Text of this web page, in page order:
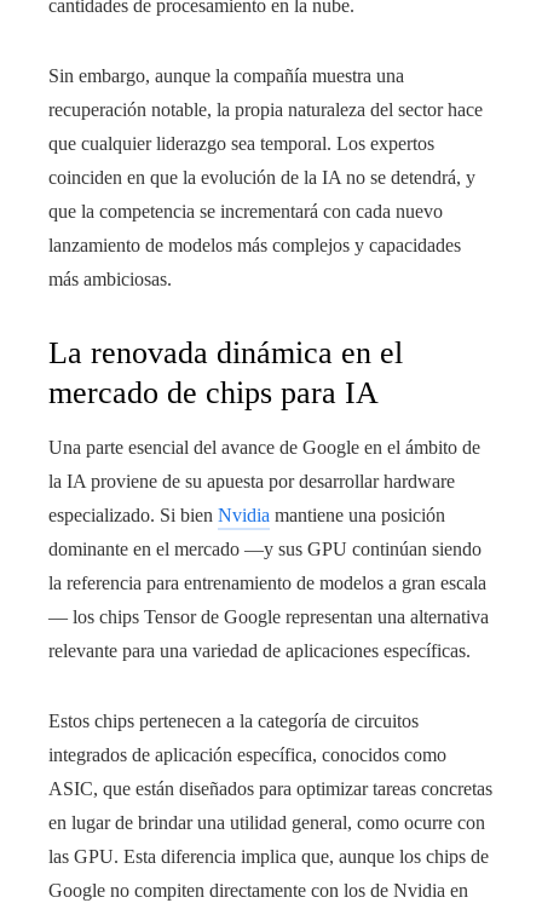
cantidades de procesamiento en la nube.
Sin embargo, aunque la compañía muestra una
recuperación notable, la propia naturaleza del sector hace
que cualquier liderazgo sea temporal. Los expertos
coinciden en que la evolución de la IA no se detendrá, y
que la competencia se incrementará con cada nuevo
lanzamiento de modelos más complejos y capacidades
más ambiciosas.
La renovada dinámica en el
mercado de chips para IA
Una parte esencial del avance de Google en el ámbito de
la IA proviene de su apuesta por desarrollar hardware
especializado. Si bien Nvidia mantiene una posición
dominante en el mercado —y sus GPU continúan siendo
la referencia para entrenamiento de modelos a gran escala
— los chips Tensor de Google representan una alternativa
relevante para una variedad de aplicaciones específicas.
Estos chips pertenecen a la categoría de circuitos
integrados de aplicación específica, conocidos como
ASIC, que están diseñados para optimizar tareas concretas
en lugar de brindar una utilidad general, como ocurre con
las GPU. Esta diferencia implica que, aunque los chips de
Google no compiten directamente con los de Nvidia en